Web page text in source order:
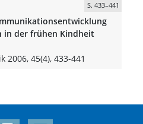
S. 433–441
in der frühen Kindheit
45(4), 433-441